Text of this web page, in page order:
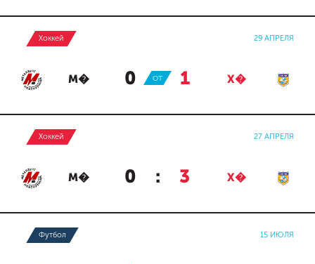
Хоккей 29 АПРЕЛЯ
М� 0 : 1 Х�
ОТ
Хоккей 27 АПРЕЛЯ
М� 0 : 3 Х�
Футбол 15 ИЮЛЯ